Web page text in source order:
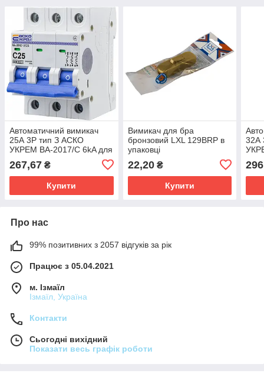
Автоматичний вимикач
25А 3Р тип З АСКО
УКРЕМ ВА-2017/С 6kA для
триполюсний
267,67 ₴
Купити
Вимикач для бра
бронзовий LXL 129BRP в
упаковці
22,20₴
Купити
32А
Про нас
99% позитивних з 2057 відгуків за рік
Працює з 05.04.2021
м. Ізмаїл
Ізмаїл, Україна
Контакти
Сьогодні вихідний
Показати весь графік роботи